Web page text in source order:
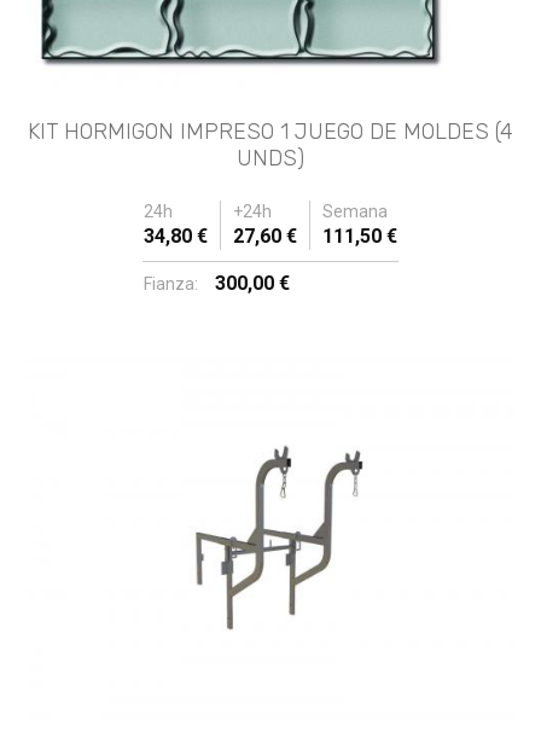
KIT HORMIGON IMPRESO 1 JUEGO DE MOLDES (4
UNDS)
24h +24h Semana
34,80 € 27,60 € 111,50 €
Fianza: 300,00 €